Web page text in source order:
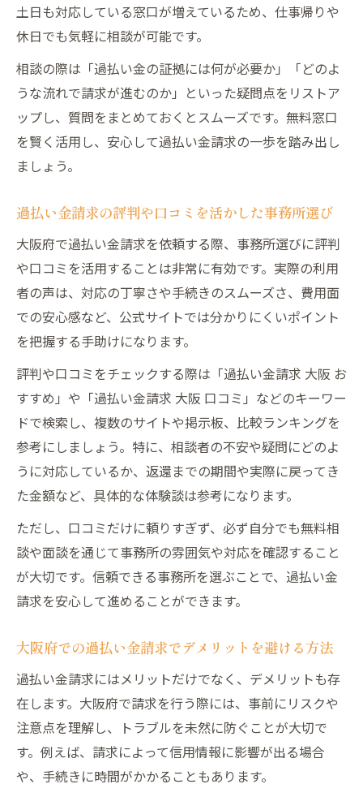
土日も対応している窓口が増えているため、仕事帰りや
休日でも気軽に相談が可能です。
相談の際は「過払い金の証拠には何が必要か」「どのよ
うな流れで請求が進むのか」といった疑問点をリストア
ップし、質問をまとめておくとスムーズです。無料窓口
を賢く活用し、安心して過払い金請求の一歩を踏み出し
ましょう。
過払い金請求の評判や口コミを活かした事務所選び
大阪府で過払い金請求を依頼する際、事務所選びに評判
や口コミを活用することは非常に有効です。実際の利用
者の声は、対応の丁寧さや手続きのスムーズさ、費用面
での安心感など、公式サイトでは分かりにくいポイント
を把握する手助けになります。
評判や口コミをチェックする際は「過払い金請求 大阪 お
すすめ」や「過払い金請求 大阪 口コミ」などのキーワー
ドで検索し、複数のサイトや掲示板、比較ランキングを
参考にしましょう。特に、相談者の不安や疑問にどのよ
うに対応しているか、返還までの期間や実際に戻ってき
た金額など、具体的な体験談は参考になります。
ただし、口コミだけに頼りすぎず、必ず自分でも無料相
談や面談を通じて事務所の雰囲気や対応を確認すること
が大切です。信頼できる事務所を選ぶことで、過払い金
請求を安心して進めることができます。
大阪府での過払い金請求でデメリットを避ける方法
過払い金請求にはメリットだけでなく、デメリットも存
在します。大阪府で請求を行う際には、事前にリスクや
注意点を理解し、トラブルを未然に防ぐことが大切で
す。例えば、請求によって信用情報に影響が出る場合
や、手続きに時間がかかることもあります。